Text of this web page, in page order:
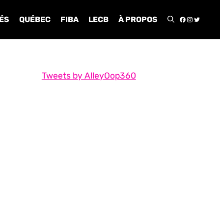
QUÉBEC FIBA LECB À PROPOS
Tweets by AlleyOop360